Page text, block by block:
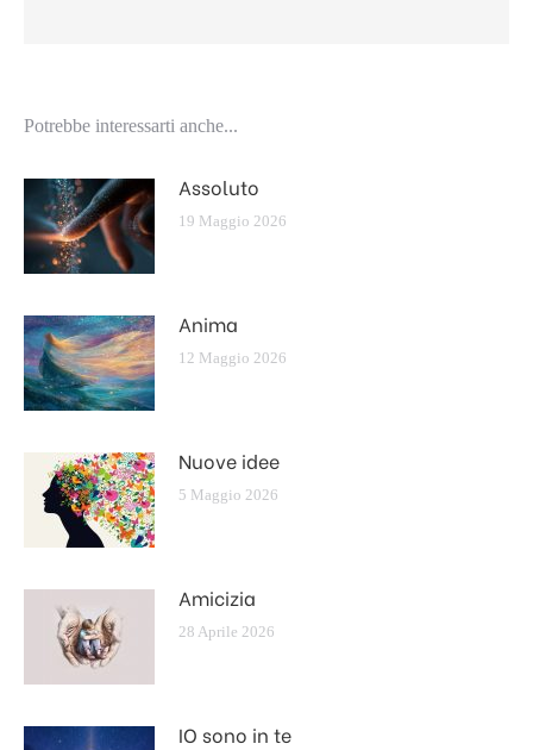
Potrebbe interessarti anche...
Assoluto
19 Maggio 2026
Anima
12 Maggio 2026
Nuove idee
5 Maggio 2026
Amicizia
28 Aprile 2026
IO sono in te